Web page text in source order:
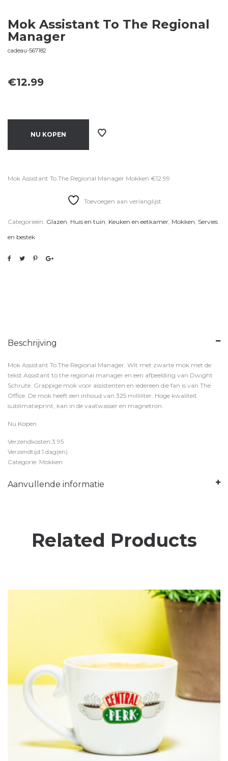
Mok Assistant To The Regional
Manager
cadeau-567182
€12.99
NU KOPEN
Mok Assistant To The Regional Manager Mokken €12.99
Toevoegen aan verlanglijst
Categorieën: Glazen, Huis en tuin, Keuken en eetkamer, Mokken, Servies
en bestek
Beschrijving
Mok Assistant To The Regional Manager. Wit met zwarte mok met de
tekst Assistant to the regional manager en een afbeelding van Dwight
Schrute. Grappige mok voor assistenten en iedereen die fan is van The
Office. De mok heeft een inhoud van 325 milliliter. Hoge kwaliteit
sublimatieprint, kan in de vaatwasser en magnetron.
Nu Kopen
Verzendkosten:3.95
Verzendtijd:1 dag(en)
Categorie: Mokken
Aanvullende informatie
Related Products